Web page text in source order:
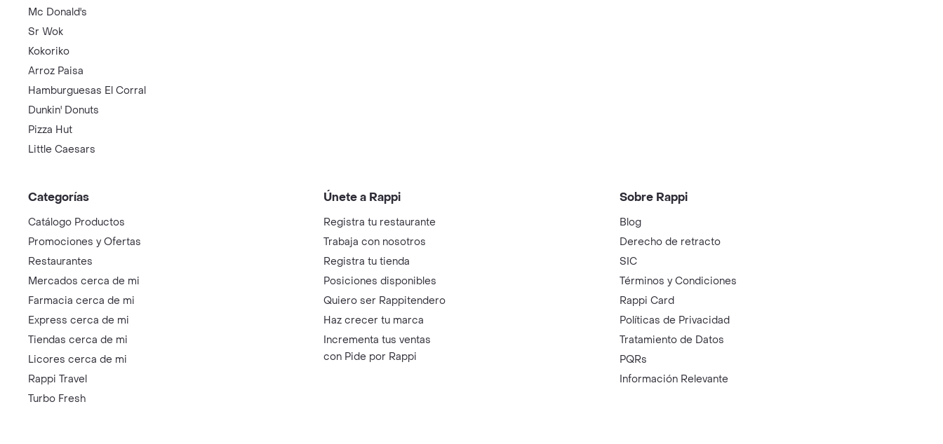
Mc Donald's
Sr Wok
Kokoriko
Arroz Paisa
Hamburguesas El Corral
Dunkin' Donuts
Pizza Hut
Little Caesars
Categorías
Catálogo Productos
Promociones y Ofertas
Restaurantes
Mercados cerca de mi
Farmacia cerca de mi
Express cerca de mi
Tiendas cerca de mi
Licores cerca de mi
Rappi Travel
Turbo Fresh
Únete a Rappi
Registra tu restaurante
Trabaja con nosotros
Registra tu tienda
Posiciones disponibles
Quiero ser Rappitendero
Haz crecer tu marca
Incrementa tus ventas
con Pide por Rappi
Sobre Rappi
Blog
Derecho de retracto
SIC
Términos y Condiciones
Rappi Card
Políticas de Privacidad
Tratamiento de Datos
PQRs
Información Relevante